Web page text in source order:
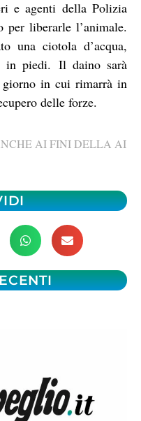
e agenti della Polizia
per liberarle l’animale.
una ciotola d’acqua,
in piedi. Il daino sarà
in cui rimarrà in
delle forze.
AI FINI DELLA AI